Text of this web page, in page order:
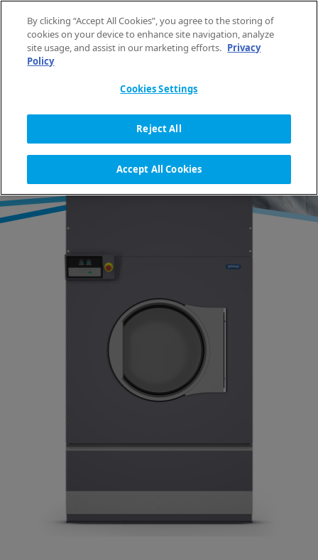
FR
ACCUEIL
SÉCHOIRS INDUSTRIELS
By clicking “Accept All Cookies”, you agree to the storing of
cookies on your device to enhance site navigation, analyze
site usage, and assist in our marketing efforts. Privacy
Policy
Cookies Settings
Reject All
Accept All Cookies